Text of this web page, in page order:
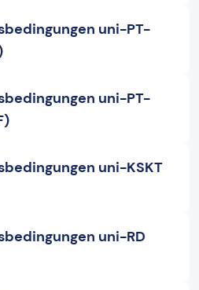
uni-PT-
uni-PT-
uni-KSKT
uni-RD